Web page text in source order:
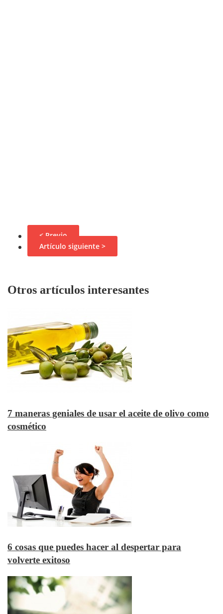
< Previo
Artículo siguiente >
Otros artículos interesantes
7 maneras geniales de usar el aceite de olivo como
cosmético
6 cosas que puedes hacer al despertar para
volverte exitoso